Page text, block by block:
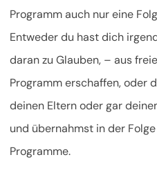
Programm auch nur eine
Entweder du hast dich
daran zu Glauben, – aus
Programm erschaffen, oder
deinen Eltern oder gar
und übernahmst in der
Programme.